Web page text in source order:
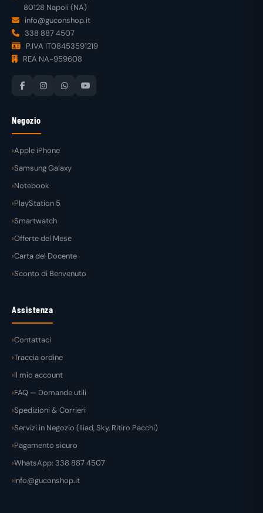
80128 Napoli (NA)
info@guconshop.it
338 887 4507
P.IVA IT08453591219
REA NA-959608
Negozio
Apple iPhone
Samsung Galaxy
Notebook
PlayStation 5
Smartwatch
Offerte del Mese
Carta del Docente
Sconto di Benvenuto
Assistenza
Contattaci
Traccia ordine
Il mio account
FAQ — Domande utili
Spedizioni & Corrieri
Servizi in Negozio (Iliad, Sky, Ritiro Pacchi)
Pagamento sicuro
WhatsApp: 338 887 4507
info@guconshop.it